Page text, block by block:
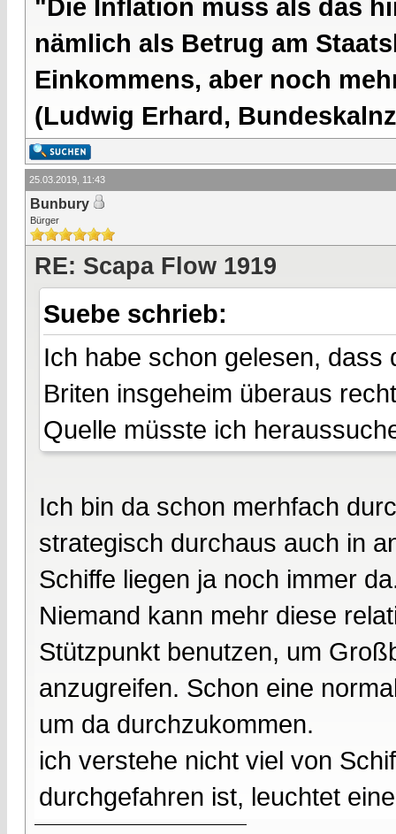
"Die Inflation muss als das
nämlich als Betrug am
Einkommens, aber noch
(Ludwig Erhard,
25.03.2019, 11:43
Bunbury
Bürger
RE: Scapa Flow 1919
Suebe schrieb:
Ich habe schon gelesen,
Briten insgeheim überaus
Quelle müsste ich
Ich bin da schon merhfach
strategisch durchaus auch in
Schiffe liegen ja noch immer
Niemand kann mehr diese
Stützpunkt benutzen, um
anzugreifen. Schon eine
um da durchzukommen.
ich verstehe nicht viel von
durchgefahren ist, leuchtet